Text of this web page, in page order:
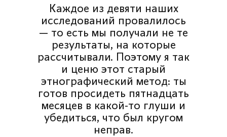
Каждое из девяти наших
исследований провалилось
— то есть мы получали не те
результаты, на которые
рассчитывали. Поэтому я так
и ценю этот старый
этнографический метод: ты
готов просидеть пятнадцать
месяцев в какой-то глуши и
убедиться, что был кругом
неправ.